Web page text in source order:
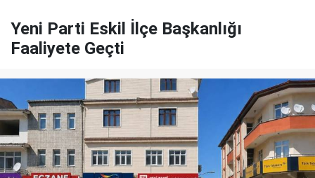
Yeni Parti Eskil İlçe Başkanlığı
Faaliyete Geçti